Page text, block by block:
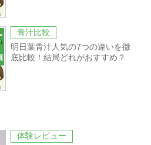
青汁比較
明日葉青汁人気の7つの違いを徹
底比較！結局どれがおすすめ？
体験レビュー